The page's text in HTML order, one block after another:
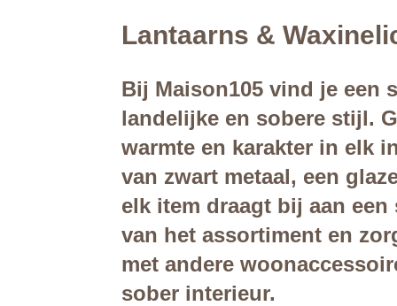
Lantaarns &
Bij Maison105 vind je een
landelijke en sobere stijl.
warmte en karakter in elk
van zwart metaal, een
elk item draagt bij aan
van het assortiment en
met andere
sober interieur.